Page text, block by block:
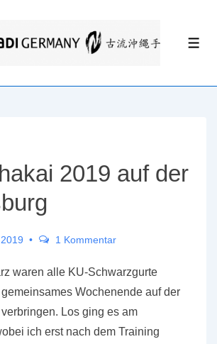
2019 auf der
1 Kommentar
waren alle KU-Schwarzgurte
Wochenende auf der
Los ging es am
ich erst nach dem Training